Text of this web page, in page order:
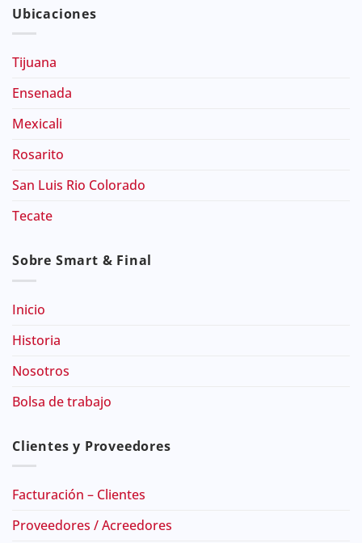
Ubicaciones
Tijuana
Ensenada
Mexicali
Rosarito
San Luis Rio Colorado
Tecate
Sobre Smart & Final
Inicio
Historia
Nosotros
Bolsa de trabajo
Clientes y Proveedores
Facturación – Clientes
Proveedores / Acreedores